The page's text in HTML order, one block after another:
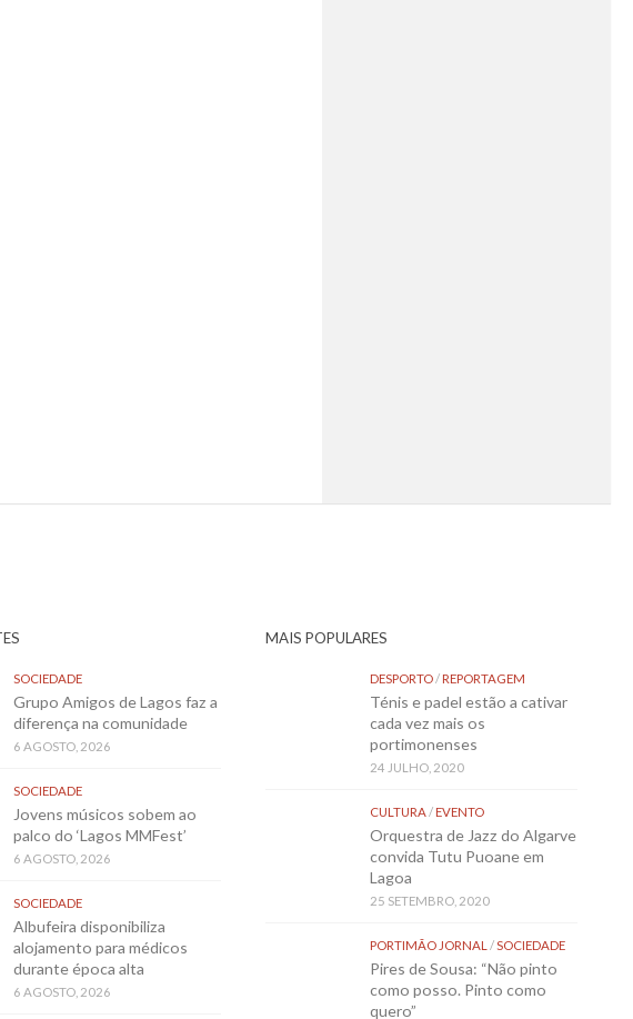
SOCIEDADE
Grupo Amigos de Lagos faz a
diferença na comunidade
6 AGOSTO, 2026
SOCIEDADE
Jovens músicos sobem ao
palco do ‘Lagos MMFest’
6 AGOSTO, 2026
SOCIEDADE
Albufeira disponibiliza
alojamento para médicos
durante época alta
6 AGOSTO, 2026
MAIS POPULARES
DESPORTO/REPORTAGEM
Ténis e padel estão a cativar
cada vez mais os
portimonenses
24 JULHO, 2020
CULTURA/EVENTO
Orquestra de Jazz do Algarve
convida Tutu Puoane em
Lagoa
25 SETEMBRO, 2020
PORTIMÃO JORNAL /SOCIEDADE
Pires de Sousa: “Não pinto
como posso. Pinto como
quero”